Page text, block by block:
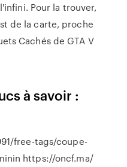
Pour la trouver,
de la carte, proche
Cachés de GTA V
à savoir :
free-tags/coupe-
https://oncf.ma/